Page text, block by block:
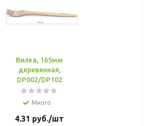
Вилка, 165мм
деревянная,
DP002/DP102
Много
4.31 руб./шт